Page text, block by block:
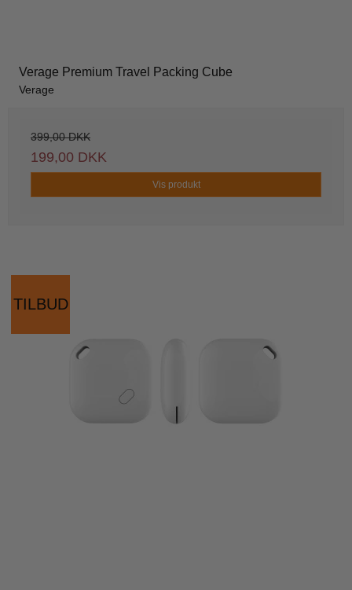
Verage Premium Travel Packing Cube
Verage
399,00 DKK
199,00 DKK
Vis produkt
TILBUD